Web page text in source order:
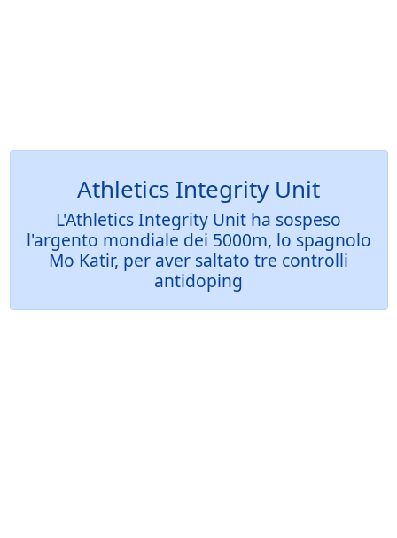
Athletics Integrity Unit
L'Athletics Integrity Unit ha sospeso
l'argento mondiale dei 5000m, lo spagnolo
Mo Katir, per aver saltato tre controlli
antidoping